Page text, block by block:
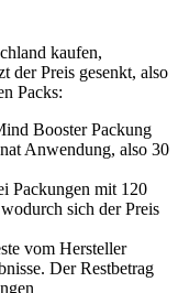
kaufen,
der Preis gesenkt, also
Packs:
Booster Packung
Anwendung, also 30
Packungen mit 120
sich der Preis
vom Hersteller
Der Restbetrag